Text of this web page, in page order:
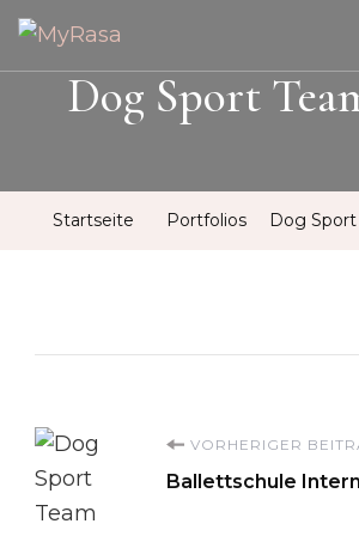
MyRasa
Illustration & Design
Dog Sport
Startseite Portfolios Dog
VORHERIGER
Ballettschule